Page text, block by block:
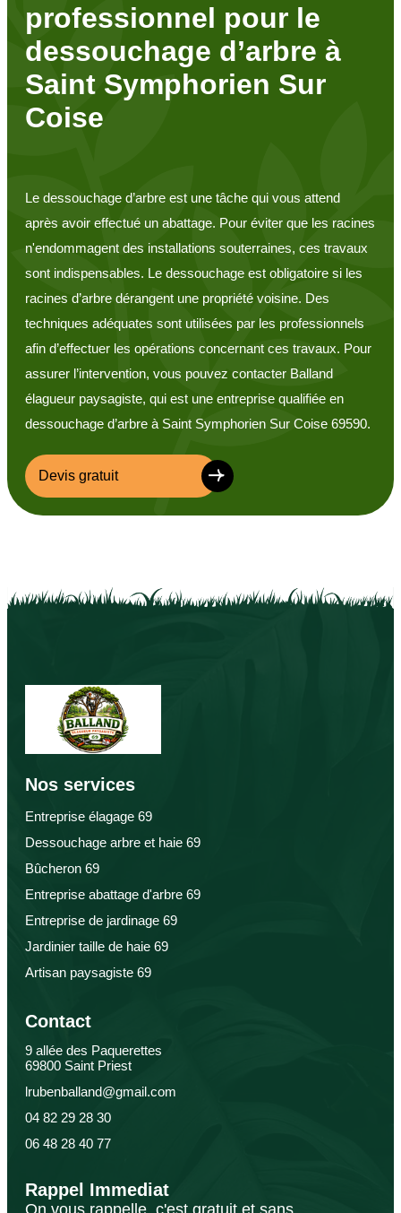
professionnel pour le
dessouchage d’arbre à
Saint Symphorien Sur
Coise
Le dessouchage d’arbre est une tâche qui vous attend
après avoir effectué un abattage. Pour éviter que les racines
n'endommagent des installations souterraines, ces travaux
sont indispensables. Le dessouchage est obligatoire si les
racines d’arbre dérangent une propriété voisine. Des
techniques adéquates sont utilisées par les professionnels
afin d’effectuer les opérations concernant ces travaux. Pour
assurer l’intervention, vous pouvez contacter Balland
élagueur paysagiste, qui est une entreprise qualifiée en
dessouchage d’arbre à Saint Symphorien Sur Coise 69590.
Devis gratuit
Nos services
Entreprise élagage 69
Dessouchage arbre et haie 69
Bûcheron 69
Entreprise abattage d'arbre 69
Entreprise de jardinage 69
Jardinier taille de haie 69
Artisan paysagiste 69
Contact
9 allée des Paquerettes
69800 Saint Priest
lrubenballand@gmail.com
04 82 29 28 30
06 48 28 40 77
Rappel Immediat